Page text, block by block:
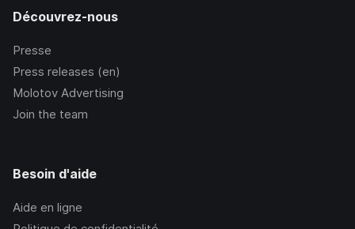
Découvrez-nous
Presse
Press releases (en)
Molotov Advertising
Join the team
Besoin d'aide
Aide en ligne